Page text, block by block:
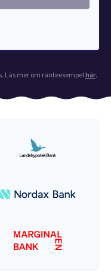
Läs mer om ränteexempelhär.